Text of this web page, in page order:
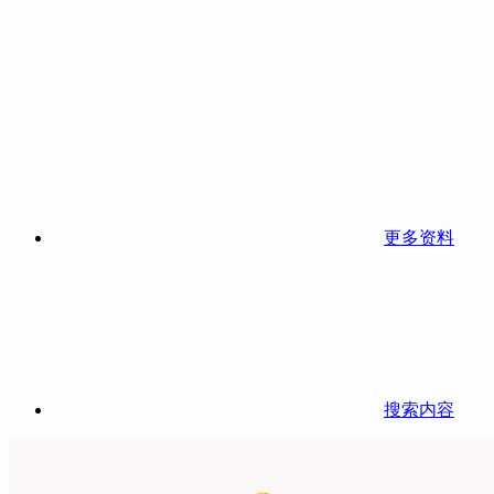
更多资料
搜索内容